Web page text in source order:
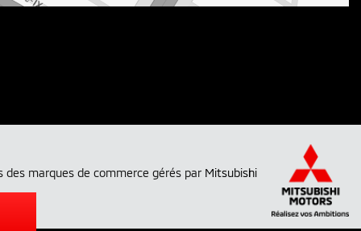
marques de commerce gérés par Mitsubishi